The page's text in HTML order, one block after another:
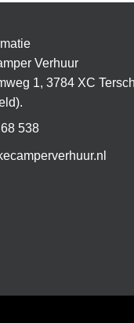
Verhuur
1, 3784 XC
538